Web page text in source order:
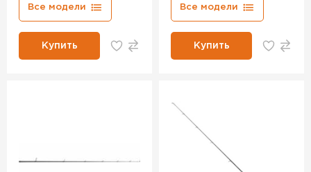
Все модели
Купить
Все модели
Купить